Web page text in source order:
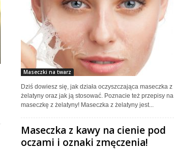
Maseczki na twarz
Dziś dowiesz się, jak działa oczyszczająca maseczka z
żelatyny oraz jak ją stosować. Poznacie też przepisy na
maseczkę z żelatyny! Maseczka z żelatyny jest...
Maseczka z kawy na cienie pod
oczami i oznaki zmęczenia!